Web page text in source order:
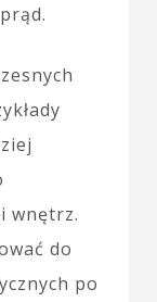
wnętrz.
do
po